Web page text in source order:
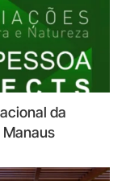
da
Manaus